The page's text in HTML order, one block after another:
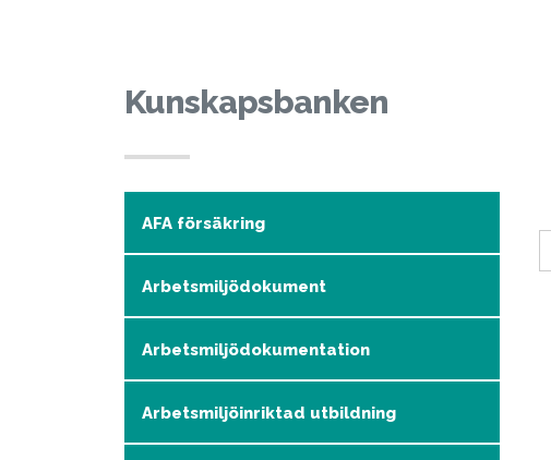
Kunskapsbanken
AFA försäkring
Arbetsmiljödokument
Arbetsmiljödokumentation
Arbetsmiljöinriktad utbildning